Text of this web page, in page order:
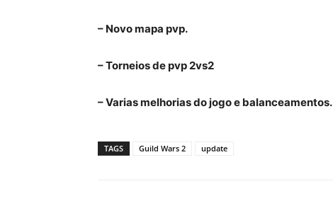
– Novo mapa pvp.
– Torneios de pvp 2vs2
– Varias melhorias do jogo e balanceamentos.
TAGS Guild Wars 2 update